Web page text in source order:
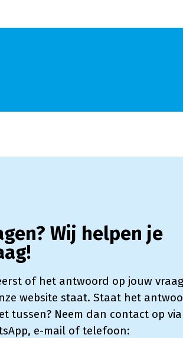
Wij helpen je
of het antwoord op jouw
website staat. Staat het
tussen? Neem dan contact op via
e-mail of telefoon: